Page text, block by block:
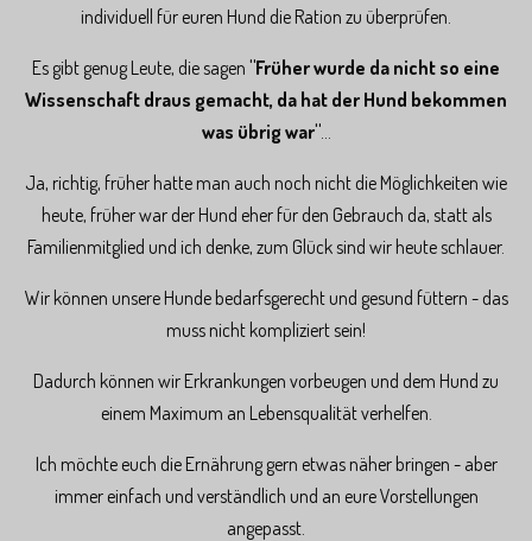
individuell für euren Hund die Ration zu überprüfen.
Es gibt genug Leute, die sagen "Früher wurde da nicht so eine
Wissenschaft draus gemacht, da hat der Hund bekommen
was übrig war"...
Ja, richtig, früher hatte man auch noch nicht die Möglichkeiten wie
heute, früher war der Hund eher für den Gebrauch da, statt als
Familienmitglied und ich denke, zum Glück sind wir heute schlauer.
Wir können unsere Hunde bedarfsgerecht und gesund füttern - das
muss nicht kompliziert sein!
Dadurch können wir Erkrankungen vorbeugen und dem Hund zu
einem Maximum an Lebensqualität verhelfen.
Ich möchte euch die Ernährung gern etwas näher bringen - aber
immer einfach und verständlich und an eure Vorstellungen
angepasst.